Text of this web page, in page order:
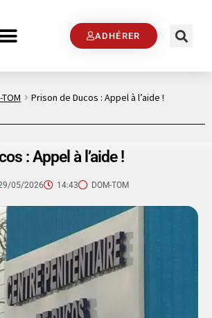
ADHÉRER
Prison de Ducos : Appel à l’aide !
: Appel à l’aide !
05/2026 14:43 DOM-TOM